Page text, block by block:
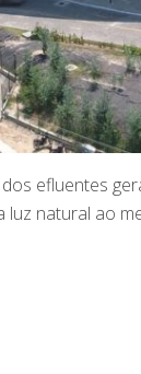
efluentes
natural ao